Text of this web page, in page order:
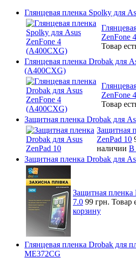
Глянцевая пленка Spolky для
ZenFone
Товар
Глянцевая пленка Drobak для
(A400CXG)
ZenFone
Товар
Защитная пленка Drobak для
Защитная
ZenPad 10
наличии В
Защитная пленка Drobak для
Защитная пленка
7.0 99 грн. Товар
корзину
Глянцевая пленка Drobak для
ME372CG